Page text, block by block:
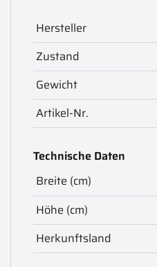
Hersteller
Zustand
Gewicht
Artikel-Nr.
Technische Daten
Breite (cm)
Höhe (cm)
Herkunftsland